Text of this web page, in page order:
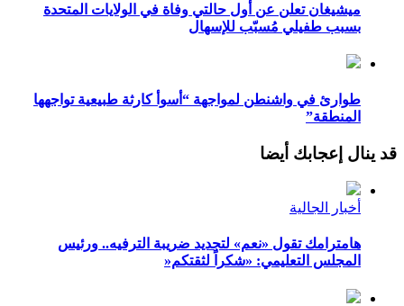
ميشيغان تعلن عن أول حالتي وفاة في الولايات المتحدة
بسبب طفيلي مُسبّب للإسهال
طوارئ في واشنطن لمواجهة “أسوأ كارثة طبيعية تواجهها
المنطقة”
قد ينال إعجابك أيضا
أخبار الجالية
هامترامك تقول «نعم» لتجديد ضريبة الترفيه.. ورئيس
المجلس التعليمي: «شكراً لثقتكم«